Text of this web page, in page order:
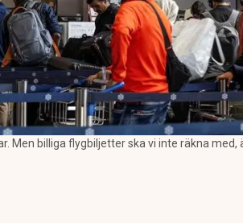
Men billiga flygbiljetter ska vi inte räkna